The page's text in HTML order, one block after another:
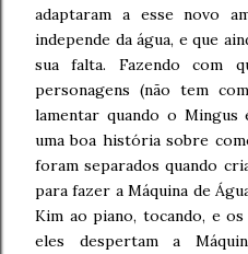
adaptaram a esse novo
independe da água, e que
sua falta. Fazendo com
personagens (não tem
lamentar quando o Mingus
uma boa história sobre
foram separados quando
para fazer a Máquina de
Kim ao piano, tocando, e
eles despertam a